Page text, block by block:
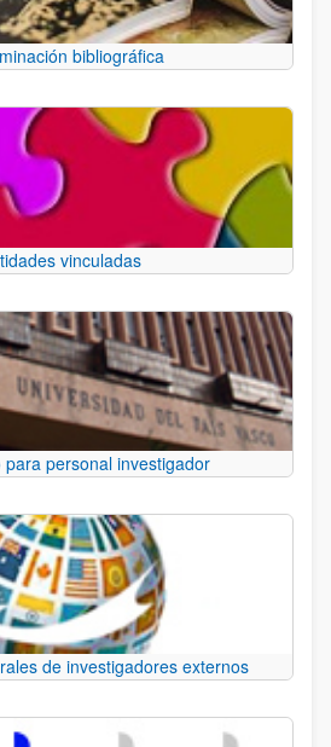
bibliográfica
vinculadas
para personal investigador
de investigadores externos